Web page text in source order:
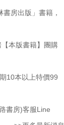
房出版」書籍，
本版書籍】團購
10本以上特價99
書房)客服Line